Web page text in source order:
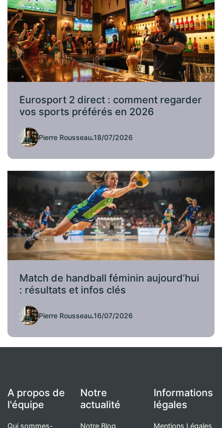
Eurosport 2 direct : comment regarder
vos sports préférés en 2026
Pierre Rousseau.18/07/2026
Match de handball féminin aujourd’hui
: résultats et infos clés
Pierre Rousseau.16/07/2026
A propos de
l'équipe
Qui sommes-
Notre
actualité
Notre Blog
Informations
légales
Mentions Légales